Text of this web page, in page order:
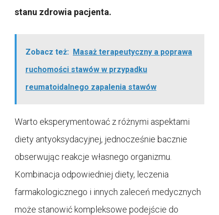
stanu zdrowia pacjenta.
Zobacz też: Masaż terapeutyczny a poprawa
ruchomości stawów w przypadku
reumatoidalnego zapalenia stawów
Warto eksperymentować z różnymi aspektami
diety antyoksydacyjnej, jednocześnie bacznie
obserwując reakcje własnego organizmu.
Kombinacja odpowiedniej diety, leczenia
farmakologicznego i innych zaleceń medycznych
może stanowić kompleksowe podejście do